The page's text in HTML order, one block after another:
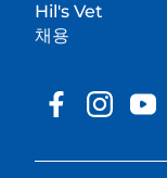
Hil's Vet
채용